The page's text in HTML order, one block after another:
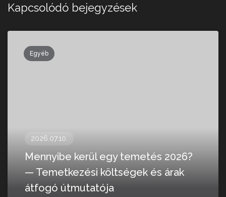
Kapcsolódó bejegyzések
Egyéb
2026.07.10.
Mennyibe kerül egy temetés 2026?
— Temetkezési költségek és árak
átfogó útmutatója